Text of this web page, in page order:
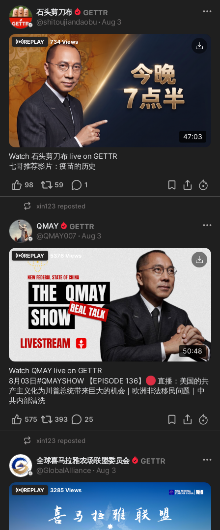
石头剪刀布
@shitoujiandaobu · Aug 3
Watch 石头剪刀布 live on GETTR
七哥推荐影片：疫苗的历史
REPLAY 734Views
47:03
98 59 1
xin123 reposted
QMAY
@QMAY007 · Aug 3
Watch QMAY live on GETTR
8月03日#QMAYSHOW 【EPISODE 136】 🔴 直播：美国的共
产主义化为川普总统带来巨大的机会｜欧洲非法移民问题｜中
共内部清洗
REPLAY 5376 Views
50:48
575 393 25
xin123 reposted
全球喜马拉雅农场联盟委员会
@GlobalAlliance · Aug 3
REPLAY 3285 Views